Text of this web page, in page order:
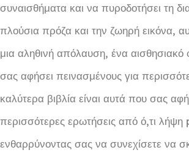
συναισθήματα και να πυροδοτήσει τη
πλούσια πρόζα και την ζωηρή εικόνα,
μια αληθινή απόλαυση, ένα
σας αφήσει πεινασμένους για
καλύτερα βιβλία είναι αυτά που σας
περισσότερες ερωτήσεις από ό,τι
ενθαρρύνοντας σας να συνεχίσετε να